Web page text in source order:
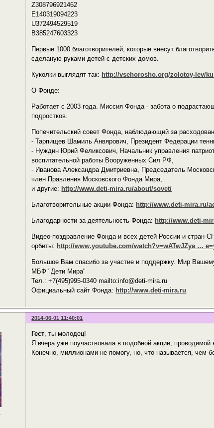
Z308796921462
E140319094223
U372494529519
B385247603323
Первые 1000 благотворителей, которые внесут
сделаную руками детей с детских домов.
Куколки выглядят так: http://vsehorosho.org/zolotoy-lev/
О Фонде:
Работает с 2003 года. Миссия Фонда - забота о
подростков.
Попечительский совет Фонда, наблюдающий за
- Тарпищев Шамиль Анвярович, Президент Федерации
- Нуждин Юрий Феликсович, Начальник управления
воспитательной работы Вооруженных Сил РФ,
- Иванова Александра Дмитриевна, Председатель
член Правления Московского Фонда Мира,
и другие: http://www.deti-mira.ru/about/sovet/
Благотворительные акции Фонда: http://www.deti-mira.ru/
Благодарности за деятельность Фонда: http://www.deti-
Видео-поздравление Фонда и всех детей России и стран
орбиты: http://www.youtube.com/watch?v=wATwJZya …
Большое Вам спасибо за участие и поддержку. Мир
МБФ "Дети Мира"
Тел.: +7(495)995-0340 mailto:info@deti-mira.ru
Официальный сайт Фонда: http://www.deti-mira.ru
2014-06-01 11:40:01
Гест , ты молодец!
Я вчера уже поучаствовала в подобной акции, проводимой
Конечно, миллионами не помогу, но, что называется, чем